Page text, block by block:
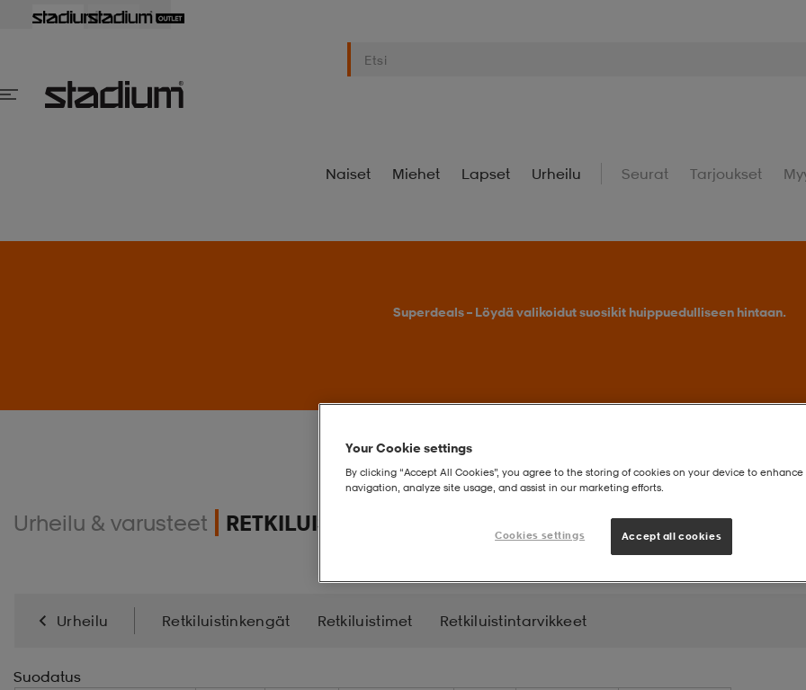
Naiset Miehet Lapset Urheilu Seurat Tarjoukset
Osta 2 tai enemmän, saat -25 % outdoor-tuotteista.
Urheilu & varusteet RETKILUISTELU
Urheilu Retkiluistinkengät Retkiluistimet Retkiluistintarvikkeet
Suodatus
Your Cookie settings
By clicking “Accept All Cookies”, you agree to the storing of cookies on your device to enhance
navigation, analyze site usage, and assist in our marketing efforts.
Cookies settings Accept all cookies